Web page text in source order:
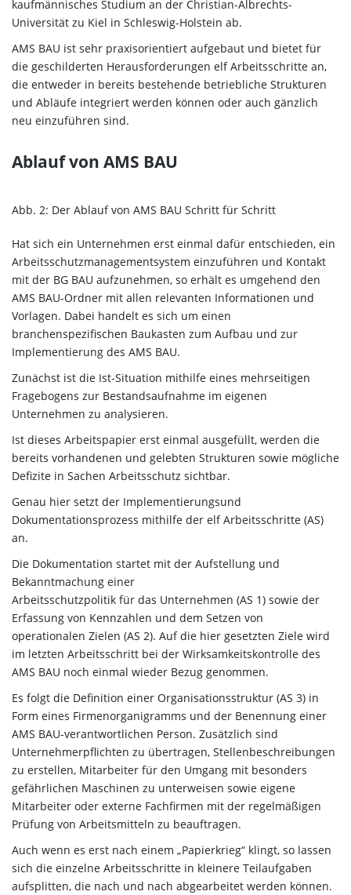
kaufmännisches Studium an der Christian-Albrechts-
Universität zu Kiel in Schleswig-Holstein ab.
AMS BAU ist sehr praxisorientiert aufgebaut und bietet für
die geschilderten Herausforderungen elf Arbeitsschritte an,
die entweder in bereits bestehende betriebliche Strukturen
und Abläufe integriert werden können oder auch gänzlich
neu einzuführen sind.
Ablauf von AMS BAU
Abb. 2: Der Ablauf von AMS BAU Schritt für Schritt
Hat sich ein Unternehmen erst einmal dafür entschieden, ein
Arbeitsschutzmanagementsystem einzuführen und Kontakt
mit der BG BAU aufzunehmen, so erhält es umgehend den
AMS BAU-Ordner mit allen relevanten Informationen und
Vorlagen. Dabei handelt es sich um einen
branchenspezifischen Baukasten zum Aufbau und zur
Implementierung des AMS BAU.
Zunächst ist die Ist-Situation mithilfe eines mehrseitigen
Fragebogens zur Bestandsaufnahme im eigenen
Unternehmen zu analysieren.
Ist dieses Arbeitspapier erst einmal ausgefüllt, werden die
bereits vorhandenen und gelebten Strukturen sowie mögliche
Defizite in Sachen Arbeitsschutz sichtbar.
Genau hier setzt der Implementierungsund
Dokumentationsprozess mithilfe der elf Arbeitsschritte (AS)
an.
Die Dokumentation startet mit der Aufstellung und
Bekanntmachung einer
Arbeitsschutzpolitik für das Unternehmen (AS 1) sowie der
Erfassung von Kennzahlen und dem Setzen von
operationalen Zielen (AS 2). Auf die hier gesetzten Ziele wird
im letzten Arbeitsschritt bei der Wirksamkeitskontrolle des
AMS BAU noch einmal wieder Bezug genommen.
Es folgt die Definition einer Organisationsstruktur (AS 3) in
Form eines Firmenorganigramms und der Benennung einer
AMS BAU-verantwortlichen Person. Zusätzlich sind
Unternehmerpflichten zu übertragen, Stellenbeschreibungen
zu erstellen, Mitarbeiter für den Umgang mit besonders
gefährlichen Maschinen zu unterweisen sowie eigene
Mitarbeiter oder externe Fachfirmen mit der regelmäßigen
Prüfung von Arbeitsmitteln zu beauftragen.
Auch wenn es erst nach einem „Papierkrieg“ klingt, so lassen
sich die einzelne Arbeitsschritte in kleinere Teilaufgaben
aufsplitten, die nach und nach abgearbeitet werden können.